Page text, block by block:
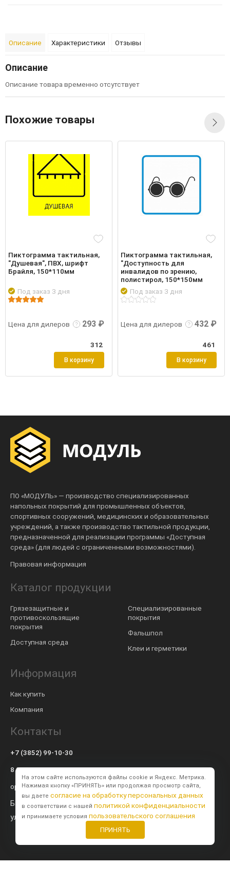
Описание Характеристики Отзывы
Описание
Описание товара временно отсутствует
Похожие товары
Пиктограмма тактильная,
"Душевая", ПВХ, шрифт
Брайля, 150*110мм
Под заказ 3 дня
Цена для дилеров 293 ₽
312
В корзину
Пиктограмма тактильная,
"Доступность для
инвалидов по зрению,
полистирол, 150*150мм
Под заказ 3 дня
Цена для дилеров
Подробнее
432 ₽
461
В корзину
ПО «МОДУЛЬ» — производство специализированных
напольных покрытий для промышленных объектов,
спортивных сооружений, медицинских и образовательных
учреждений, а также производство тактильной продукции,
предназначенной для реализации программы «Доступная
среда» (для людей с ограниченными возможностями).
Правовая информация
Каталог продукции
Грязезащитные и
противоскользящие
покрытия
Доступная среда
Специализированные
покрытия
Фальшпол
Клеи и герметики
Информация
Как купить
Компания
Контакты
+7 (3852) 99-10-30
8 800 600-57-94
op@modulsib.ru
Барнаул
ул. Калинина, 71 к2
На этом сайте используются файлы cookie и Яндекс. Метрика.
Нажимая кнопку «ПРИНЯТЬ» или продолжая просмотр сайта,
вы даете согласие на обработку персональных данных
в соответствии с нашей политикой конфиденциальности
и принимаете условия пользовательского соглашения
ПРИНЯТЬ